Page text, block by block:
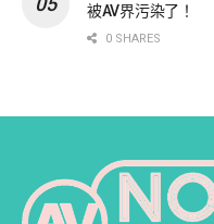
被AV界污染了！
0 SHARES